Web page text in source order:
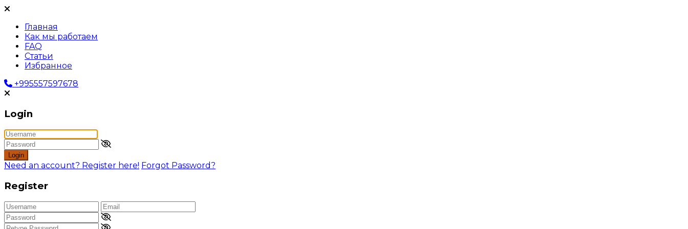
Главная
Как мы работаем
FAQ
Статьи
Избранное
+995557597678
Login
Login
Need an account? Register here! Forgot Password?
Register